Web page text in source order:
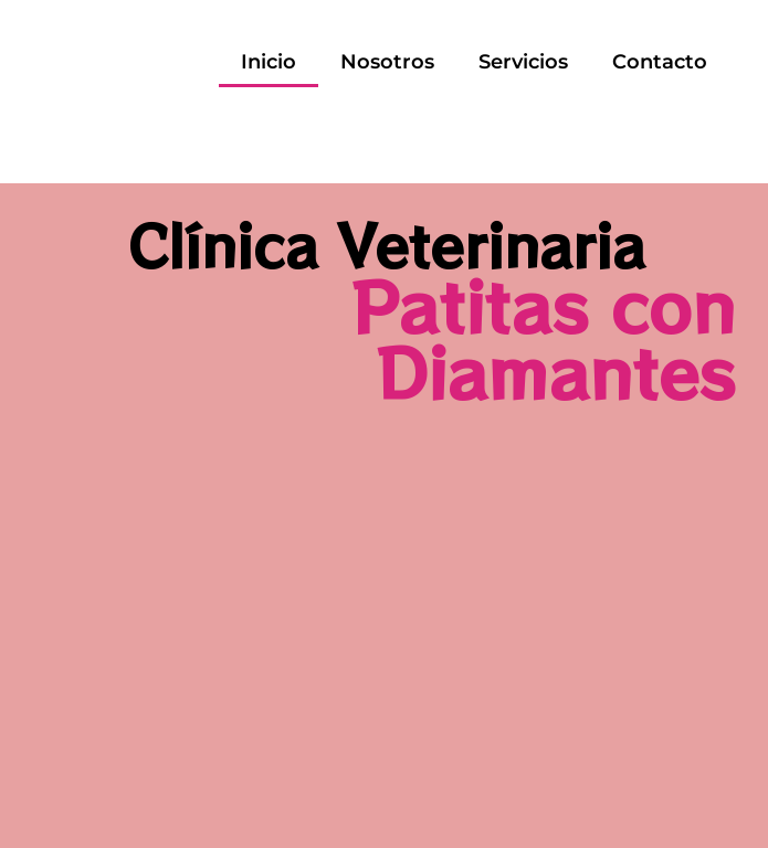
Inicio Nosotros Servicios Contacto
Clínica Veterinaria
Patitas con
Diamantes